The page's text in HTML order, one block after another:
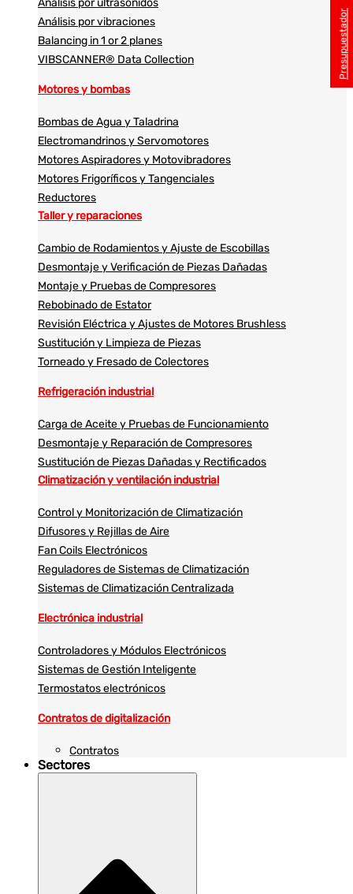
Análisis por ultrasonidos​​
Análisis por vibraciones
Balancing in 1 or 2 planes
VIBSCANNER® Data Collection
Motores y bombas
Bombas de Agua y Taladrina
Electromandrinos y Servomotores
Motores Aspiradores y Motovibradores
Motores Frigoríficos y Tangenciales
Reductores
Taller y reparaciones
Cambio de Rodamientos y Ajuste de Escobillas
Desmontaje y Verificación de Piezas Dañadas
Montaje y Pruebas de Compresores
Rebobinado de Estator
Revisión Eléctrica y Ajustes de Motores Brushless
Sustitución y Limpieza de Piezas
Torneado y Fresado de Colectores
Refrigeración industrial
Carga de Aceite y Pruebas de Funcionamiento
Desmontaje y Reparación de Compresores
Sustitución de Piezas Dañadas y Rectificados
Climatización y ventilación industrial
Control y Monitorización de Climatización
Difusores y Rejillas de Aire
Fan Coils Electrónicos
Reguladores de Sistemas de Climatización
Sistemas de Climatización Centralizada
Electrónica industrial
Controladores y Módulos Electrónicos
Sistemas de Gestión Inteligente
Termostatos electrónicos
Contratos de digitalización
Contratos
Sectores
Presupuestador